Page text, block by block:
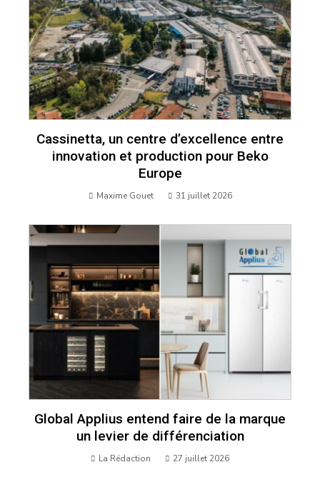
Cassinetta, un centre d’excellence entre
innovation et production pour Beko
Europe
Maxime Gouet 31 juillet 2026
Global Applius entend faire de la marque
un levier de différenciation
La Rédaction 27 juillet 2026